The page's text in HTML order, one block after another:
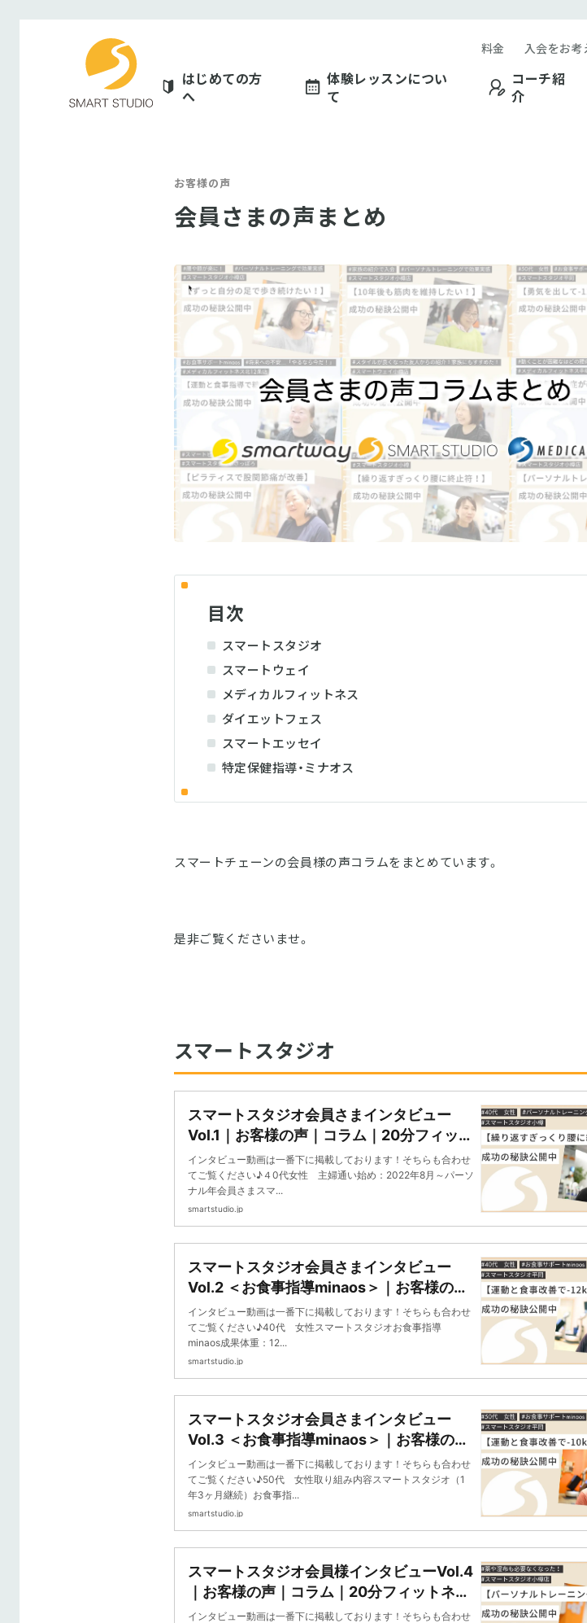
はじめての方
へ
体験レッスンについ
て
コーチ紹
介
料金 入会をお考
お客様の声
会員さまの声まとめ
目次
スマートスタジオ
スマートウェイ
メディカルフィットネス
ダイエットフェス
スマートエッセイ
特定保健指導・ミナオス
スマートチェーンの会員様の声コラムをまとめています。
是非ご覧くださいませ。
スマートスタジオ
スマートスタジオ会員さまインタビュー
Vol.1｜お客様の声｜コラム｜20分フィット
ネス スマートスタジオ
インタビュー動画は一番下に掲載しております！そちらも合わせ
てご覧ください♪４0代女性 主婦通い始め：2022年8月～パーソ
ナル年会員さまスマ...
smartstudio.jp
スマートスタジオ会員さまインタビュー
Vol.2 ＜お食事指導minaos＞｜お客様の声
｜コラム｜20分フィットネス スマートス
タジオ
インタビュー動画は一番下に掲載しております！そちらも合わせ
てご覧ください♪40代 女性スマートスタジオお食事指導
minaos成果体重：12...
smartstudio.jp
スマートスタジオ会員さまインタビュー
Vol.3 ＜お食事指導minaos＞｜お客様の声
｜コラム｜20分フィットネス スマートス
タジオ
インタビュー動画は一番下に掲載しております！そちらも合わせ
てご覧ください♪50代 女性取り組み内容スマートスタジオ（1
年3ヶ月継続）お食事指...
smartstudio.jp
スマートスタジオ会員様インタビューVol.4
｜お客様の声｜コラム｜20分フィットネ
ス スマートスタジオ
インタビュー動画は一番下に掲載しております！そちらも合わせ